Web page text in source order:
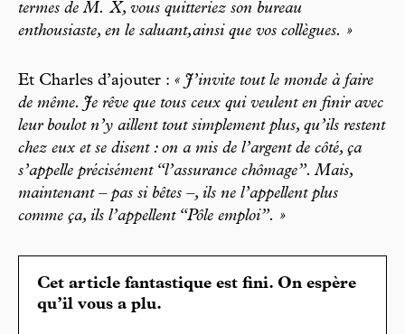
termes de M. X, vous quitteriez son bureau
enthousiaste, en le saluant,ainsi que vos collègues. »
Et Charles d’ajouter : « J’invite tout le monde à faire
de même. Je rêve que tous ceux qui veulent en finir avec
leur boulot n’y aillent tout simplement plus, qu’ils restent
chez eux et se disent : on a mis de l’argent de côté, ça
s’appelle précisément “l’assurance chômage”. Mais,
maintenant – pas si bêtes –, ils ne l’appellent plus
comme ça, ils l’appellent “Pôle emploi”. »
Cet article fantastique est fini. On espère
qu’il vous a plu.